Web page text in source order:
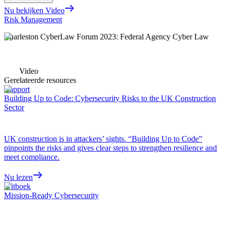
Nu bekijken Video
Risk Management
Charleston CyberLaw Forum 2023: Federal Agency Cyber Law
Video
Gerelateerde resources
Rapport
Building Up to Code: Cybersecurity Risks to the UK Construction
Sector
UK construction is in attackers’ sights. “Building Up to Code”
pinpoints the risks and gives clear steps to strengthen resilience and
meet compliance.
Nu lezen
Witboek
Mission-Ready Cybersecurity